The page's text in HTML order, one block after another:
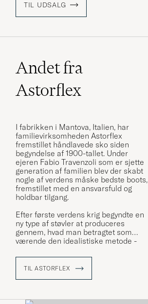
TIL UDSALG
Andet fra
Astorflex
I fabrikken i Mantova, Italien, har
familievirksomheden Astorflex
fremstillet håndlavede sko siden
begyndelse af 1900-tallet. Under
ejeren Fabio Travenzoli som er sjette
generation af familien blev der skabt
nogle af verdens måske bedste boots,
fremstillet med en ansvarsfuld og
holdbar tilgang.
Efter første verdens krig begyndte en
ny type af støvler at produceres
gennem, hvad man betragtet som
værende den idealistiske metode -
Denne teknik har Astorflex benyttet
sig af siden 1984.
TIL ASTORFLEX